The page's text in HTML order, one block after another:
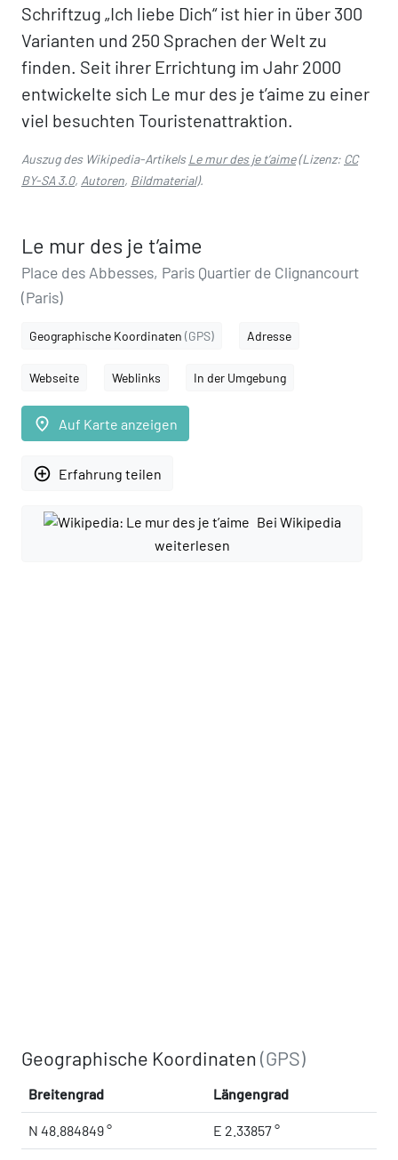
Schriftzug „Ich liebe Dich“ ist hier in über 300
Varianten und 250 Sprachen der Welt zu
finden. Seit ihrer Errichtung im Jahr 2000
entwickelte sich Le mur des je t’aime zu einer
viel besuchten Touristenattraktion.
Auszug des Wikipedia-ArtikelsLe mur des je t’aime(Lizenz: CC
BY-SA 3.0, Autoren, Bildmaterial).
Le mur des je t’aime
Place des Abbesses, Paris Quartier de Clignancourt
(Paris)
Geographische Koordinaten (GPS) Adresse
Webseite Weblinks In der Umgebung
place Auf Karte anzeigen
add_circle_outline Erfahrung teilen
Bei Wikipedia
weiterlesen
Geographische Koordinaten(GPS)
Breitengrad Längengrad
N 48.884849 ° E 2.33857 °